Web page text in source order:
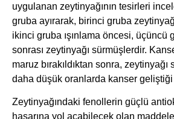
uygulanan zeytinyağının tesirleri
gruba ayırarak, birinci gruba
ikinci gruba ışınlama öncesi, üçüncü
sonrası zeytinyağı sürmüşlerdir.
maruz bırakıldıktan sonra,
daha düşük oranlarda kanser
Zeytinyağındaki fenollerin güçlü
hasarına yol açabilecek olan